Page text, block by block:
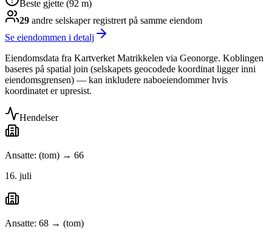
Beste gjette (92 m)
29 andre selskaperregistrert på samme eiendom
Se eiendommen i detalj
Eiendomsdata fra Kartverket Matrikkelen via Geonorge. Koblingen
baseres på spatial join (selskapets geocodede koordinat ligger inni
eiendomsgrensen) — kan inkludere naboeiendommer hvis
koordinatet er upresist.
Hendelser
Ansatte: (tom) → 66
16. juli
Ansatte: 68 → (tom)